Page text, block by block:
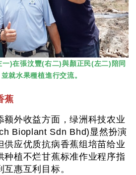
)在張汶豐(右二)與顏正民(左二)陪同
就水果種植進行交流。
蕉
额外收益方面，绿洲科技农业
Bioplant Sdn Bhd)显然扮演
供应优质抗病香蕉组培苗给业
种植不烂甘蕉标准作业程序指
互惠互利目标。